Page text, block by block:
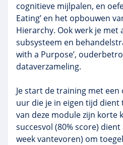
cognitieve mijlpalen, en
Eating’ en het opbouwen
Hierarchy. Ook werk je met
subsysteem en
with a Purpose’,
dataverzameling.
Je start de training met
uur die je in eigen tijd dient
van deze module zijn korte
succesvol (80% score)
week vantevoren) om